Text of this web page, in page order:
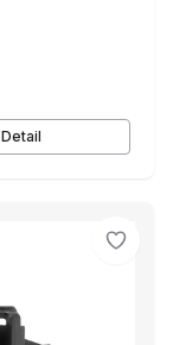
Detail